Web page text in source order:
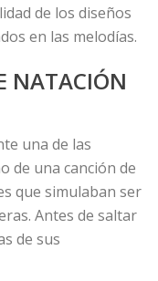
de los diseños
en las melodías.
NATACIÓN
una de las
de una canción de
que simulaban ser
Antes de saltar
de sus